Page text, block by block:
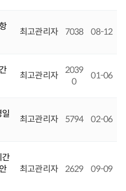
최고관리자 7038 08-12
최고관리자
2039
0
01-06
최고관리자 5794 02-06
최고관리자 2629 09-09